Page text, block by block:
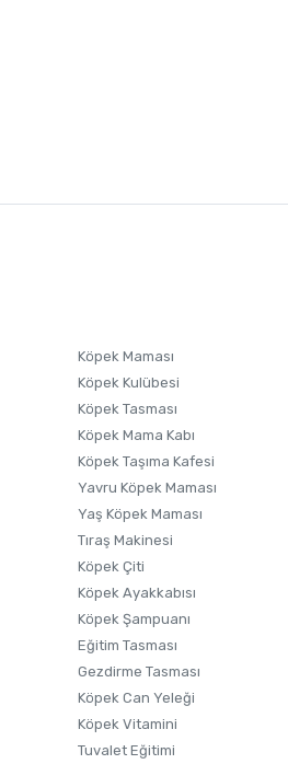
Ürünü Satın Al ve Yorumla
Gönder
Köpek Maması
Köpek Kulübesi
Köpek Tasması
Köpek Mama Kabı
Köpek Taşıma Kafesi
Yavru Köpek Maması
Yaş Köpek Maması
Tıraş Makinesi
Köpek Çiti
Köpek Ayakkabısı
Köpek Şampuanı
Eğitim Tasması
Gezdirme Tasması
Köpek Can Yeleği
Köpek Vitamini
Tuvalet Eğitimi